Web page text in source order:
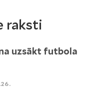
raksti
uzsākt futbola